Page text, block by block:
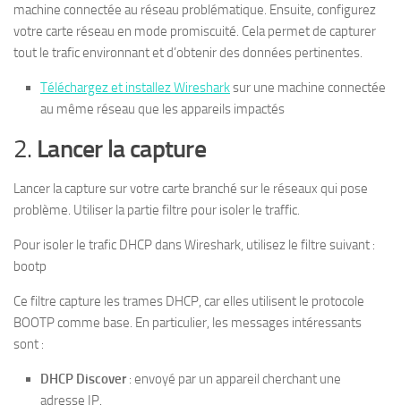
machine connectée au réseau problématique. Ensuite, configurez
votre carte réseau en mode promiscuité. Cela permet de capturer
tout le trafic environnant et d’obtenir des données pertinentes.
Téléchargez et installez Wiresharksur une machine connectée
au même réseau que les appareils impactés
2. Lancer la capture
Lancer la capture sur votre carte branché sur le réseaux qui pose
problème. Utiliser la partie filtre pour isoler le traffic.
Pour isoler le trafic DHCP dans Wireshark, utilisez le filtre suivant :
bootp
Ce filtre capture les trames DHCP, car elles utilisent le protocole
BOOTP comme base. En particulier, les messages intéressants
sont :
DHCP Discover: envoyé par un appareil cherchant une
adresse IP.